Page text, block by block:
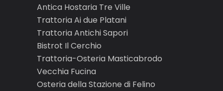
Antica Hostaria Tre Ville
Trattoria Ai due Platani
Trattoria Antichi Sapori
Bistrot Il Cerchio
Trattoria-Osteria Masticabrodo
Vecchia Fucina
Osteria della Stazione di Felino